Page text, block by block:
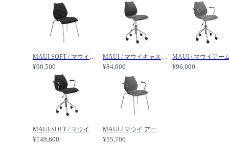
¥90,500 ¥84,000 ¥96,000
MAUI SOFT / マウイソフトアームキャスター /
¥149,600
MAUI / マウイ アームチェア /
¥55,700